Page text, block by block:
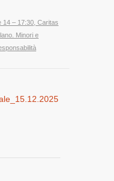
14 – 17:30, Caritas
Minori e